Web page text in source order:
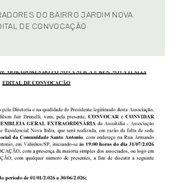
DO BAIRRO JARDIM NOVA
DE CONVOCAÇÃO